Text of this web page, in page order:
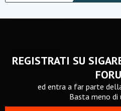
REGISTRATI SU
ed entra a far parte
Basta meno di